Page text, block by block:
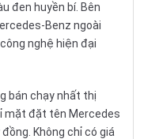
đen huyền bí. Bên
Benz ngoài
nghệ hiện đại
bán chạy nhất thị
mặt đặt tên Mercedes
Không chỉ có giá